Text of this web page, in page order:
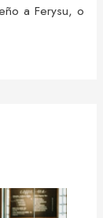
a Ferysu, o